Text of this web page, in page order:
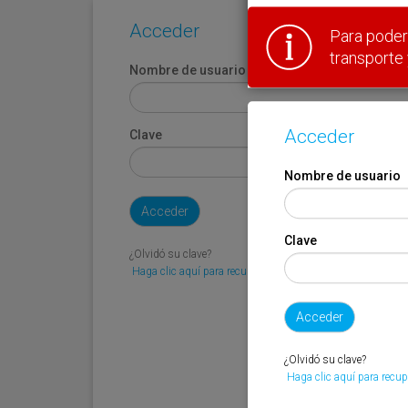
Acceder
Nombre de usuario
Clave
¿Olvidó su clave?
Haga clic aquí para recuperarla.
Para
transporte
Acceder
Nombre de usuario
Clave
¿Olvidó su clave?
Haga clic aquí para